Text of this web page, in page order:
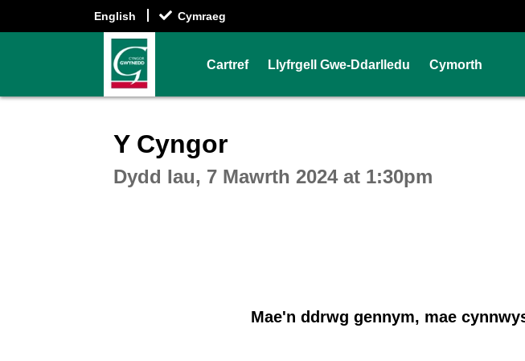
English Cymraeg
Cartref Llyfrgell Gwe-Ddarlledu Cymorth
Y Cyngor
Dydd Iau, 7 Mawrth 2024 at 1:30pm
Mae'n ddrwg gennym, mae